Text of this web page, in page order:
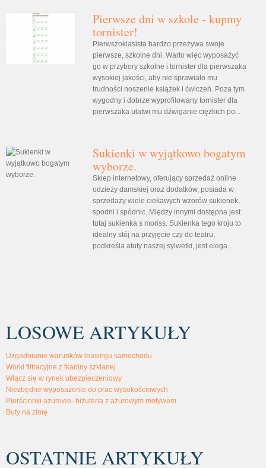
Pierwsze dni w szkole - kupmy
tornister!
Pierwszoklasista bardzo przeżywa swoje
pierwsze, szkolne dni. Warto więc wyposażyć
go w przybory szkolne i tornister dla pierwszaka
wysokiej jakości, aby nie sprawiało mu
trudności noszenie książek i ćwiczeń. Poza tym
wygodny i dobrze wyprofilowany tornister dla
pierwszaka ułatwi mu dźwiganie ciężkich po...
Sukienki w wyjątkowo bogatym
wyborze.
Sklep internetowy, oferujący sprzedaż online
odzieży damskiej oraz dodatków, posiada w
sprzedaży wiele ciekawych wzorów sukienek,
spodni i spódnic. Między innymi dostępna jest
tutaj sukienka s moriss. Sukienka tego kroju to
idealny stój na przyjęcie czy do teatru,
podkreśla atuty naszej sylwetki, jest elega...
LOSOWE ARTYKUŁY
Uzgadnianie warunków leasingu samochodu
Worki filtracyjne z tkaniny szklanej
Włącz się w rynek ubezpieczeniowy
Niezbędne wyposażenie do prac wysokościowych
Pierścionki ażurowe- biżuteria z ażurowym motywem
Buty na zimę
OSTATNIE ARTYKUŁY